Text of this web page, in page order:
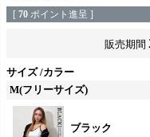
[ 70 ポイント進呈 ]
販売期間
サイズ カラー
M(フリーサイズ)
ブラック